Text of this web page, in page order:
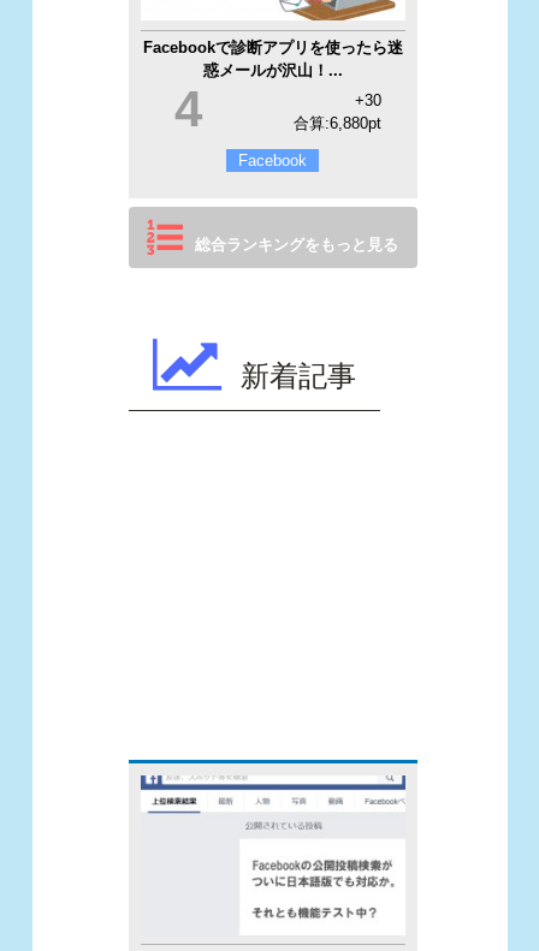
Facebookで診断アプリを使ったら迷
惑メールが沢山！...
4
+30
合算:6,880pt
Facebook
総合ランキングをもっと見る
新着記事